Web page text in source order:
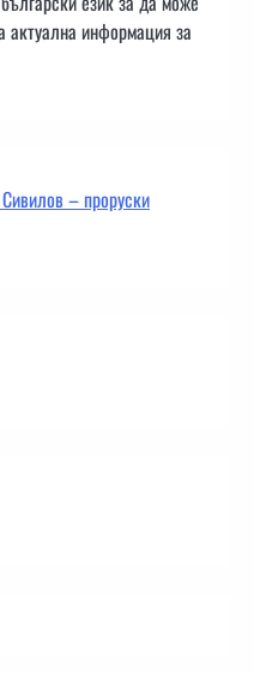
актуална информация за
– проруски